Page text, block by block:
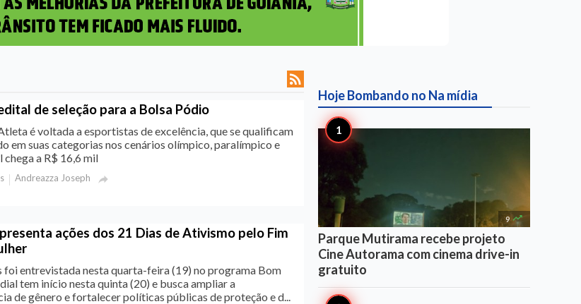

de seleção para a Bolsa Pódio
é voltada a esportistas de excelência, que se qualificam
em suas categorias nos cenários olímpico, paralímpico e
chega a R$ 16,6 mil
Andreazza Joseph 
ações dos 21 Dias de Ativismo pelo Fim
foi entrevistada nesta quarta-feira (19) no programa Bom
tem início nesta quinta (20) e busca ampliar a
de gênero e fortalecer políticas públicas de proteção e d...
Hoje Bombando no Na mídia
9 
Parque Mutirama recebe projeto
Cine Autorama com cinema drive-in
gratuito